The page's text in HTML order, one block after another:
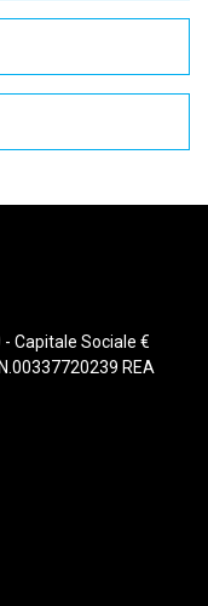
- Capitale Sociale €
REA